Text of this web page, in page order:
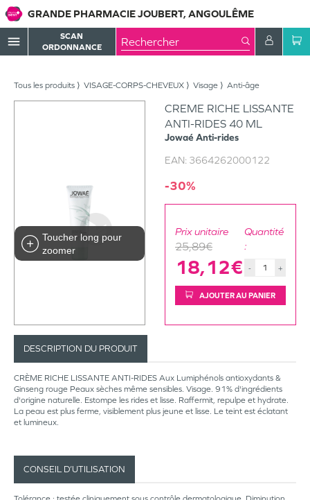
GRANDE PHARMACIE JOUBERT, ANGOULÊME
menu
SCAN
ORDONNANCE
Tous les produits VISAGE-CORPS-CHEVEUX Visage Anti-âge
Toucher long pour
zoomer
CREME RICHE LISSANTE
ANTI-RIDES 40 ML
JowaéAnti-rides
EAN: 3664262000122
-30%
Prix unitaire
25,89€
18,12€
Quantité
:
- +
AJOUTER AU PANIER
DESCRIPTION DU PRODUIT
CRÈME RICHE LISSANTE ANTI-RIDES Aux Lumiphénols antioxydants &
Ginseng rouge Peaux sèches même sensibles. Visage. 91% d'ingrédients
d'origine naturelle. Estompe les rides et lisse. Raffermit, repulpe et hydrate.
La peau est plus ferme, visiblement plus jeune et lisse. Le teint est éclatant
et lumineux.
CONSEIL D’UTILISATION